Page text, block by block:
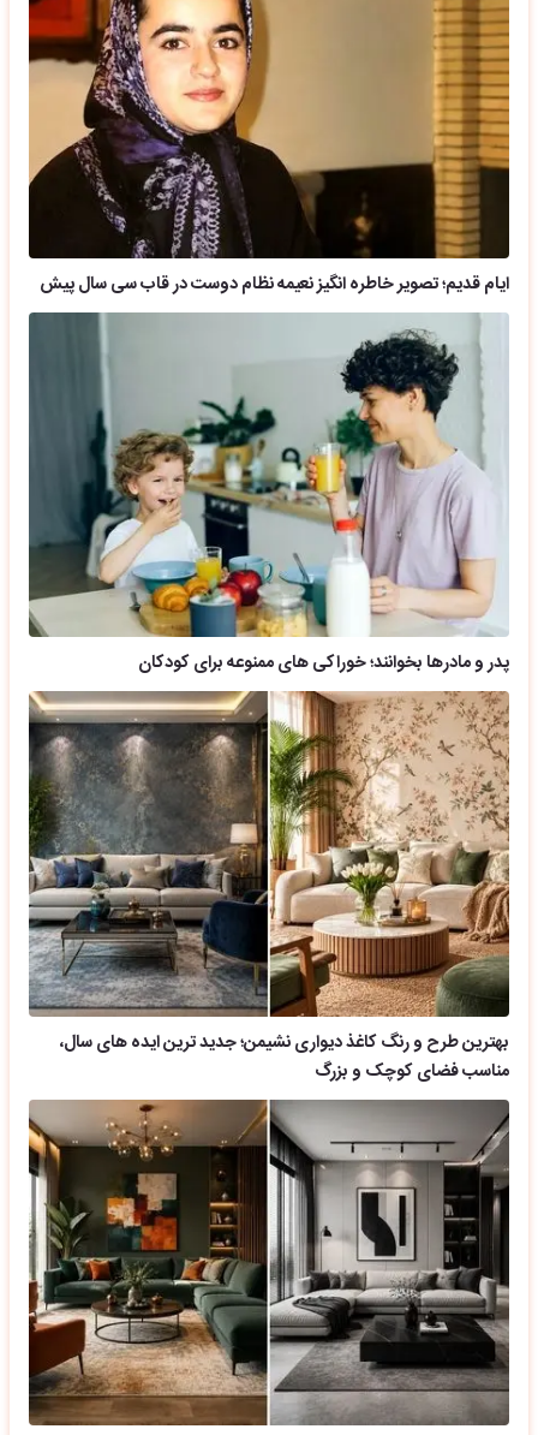
ایام قدیم؛ تصویر خاطره انگیز نعیمه نظام دوست در قاب سی سال پیش
پدر و مادرها بخوانند؛ خوراکی های ممنوعه برای کودکان
بهترین طرح و رنگ کاغذ دیواری نشیمن؛ جدید ترین ایده های سال،
مناسب فضای کوچک و بزرگ